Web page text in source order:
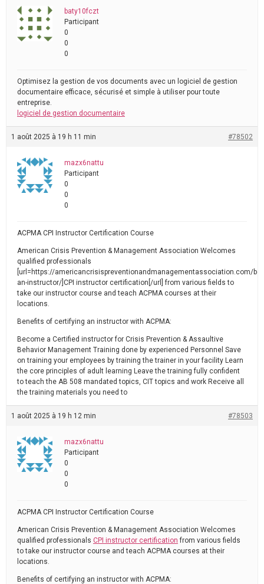
baty10fczt
Participant
0
0
0
Optimisez la gestion de vos documents avec un logiciel de gestion
documentaire efficace, sécurisé et simple à utiliser pour toute
entreprise.
logiciel de gestion documentaire
1 août 2025 à 19 h 11 min #78502
mazx6nattu
Participant
0
0
0
ACPMA CPI Instructor Certification Course
American Crisis Prevention & Management Association Welcomes
qualified professionals
[url=https://americancrisispreventionandmanagementassociation.com/
an-instructor/]CPI instructor certification[/url] from various fields to
take our instructor course and teach ACPMA courses at their
locations.
Benefits of certifying an instructor with ACPMA:
Become a Certified instructor for Crisis Prevention & Assaultive
Behavior Management Training done by experienced Personnel Save
on training your employees by training the trainer in your facility Learn
the core principles of adult learning Leave the training fully confident
to teach the AB 508 mandated topics, CIT topics and work Receive all
the training materials you need to
1 août 2025 à 19 h 12 min #78503
mazx6nattu
Participant
0
0
0
ACPMA CPI Instructor Certification Course
American Crisis Prevention & Management Association Welcomes
qualified professionals CPI instructor certification from various fields
to take our instructor course and teach ACPMA courses at their
locations.
Benefits of certifying an instructor with ACPMA: